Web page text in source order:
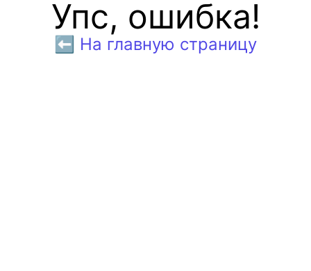
Упс, ошибка!
⬅️ На главную страницу